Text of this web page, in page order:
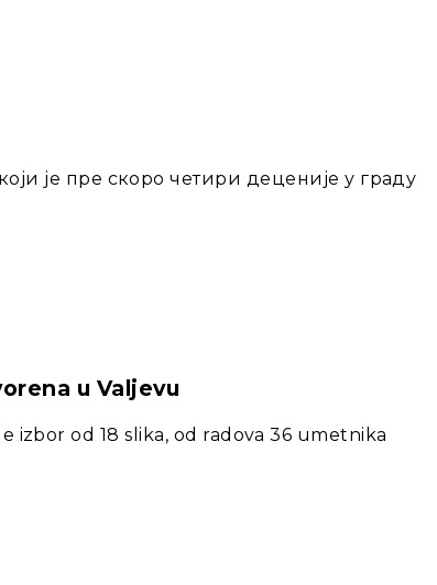
је пре скоро четири деценије у граду
u Valjevu
izbor od 18 slika, od radova 36 umetnika